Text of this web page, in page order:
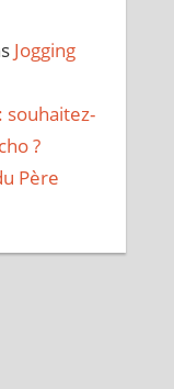
Jogging
souhaitez-
?
Père